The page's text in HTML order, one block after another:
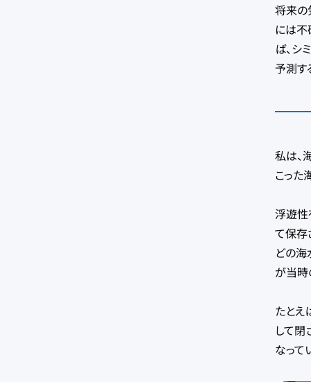
将来の
には不
ば、シ
予測す
私は、
こった
浮遊性
て保存
どの海
が当時
たとえ
して閉
なって